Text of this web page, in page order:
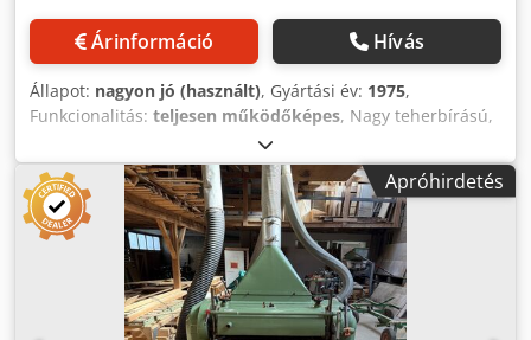
ELŐNYÖK: – A legjobb széles gyalugép nedves és száraz fa
megmunkálásához – Ideális rönk, padlólapok stb.
feldolgozásához – Kiegészítő profilozó tengely és elővágó
gyalutengely – 4 vízszintes gyalutengely + 2 függőleges
orsó – Német gyártású, KUPFERMUHLE márka – Használt
gyalugép, nagyon jó állapotban Nettó ár: 66 900 PLN Nettó
ár: 15 930 EUR, 4,2 EUR árfolyam mellett (Az ár változhat az
árfolyam-ingadozásoknak megfelelően)
Árinformáció Hívás
Állapot: nagyon jó (használt), Gyártási év: 1975,
Funkcionalitás: teljesen működőképes, Nagy teherbírású,
négyoldalas farológép nagyméretű ragasztott gerendák és
tömör fa keresztmetszetek megmunkálására. Műszaki
adatok: Gyártó: Kupfermühle Típus: DOMA-B Gyártási év:
1975 Gépszám: 10026 Munkafelület szélessége: legfeljebb
1350 mm Credpfx Aszp U Hush Tsf Munkafelület
magassága: legfeljebb 300 mm Erősített motorok a
függőleges tengelyeken Állítható ferde élekkel ellátott
farolófejek A baloldali függőleges tengely elektromosan
Apróhirdetés